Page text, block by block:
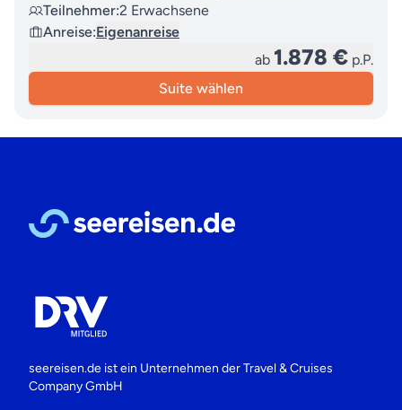
Teilnehmer:2 Erwachsene
Anreise:Eigenanreise
ab 1.878 € p.P.
Suite wählen
seereisen.de ist ein Unternehmen derTravel & Cruises
Company GmbH